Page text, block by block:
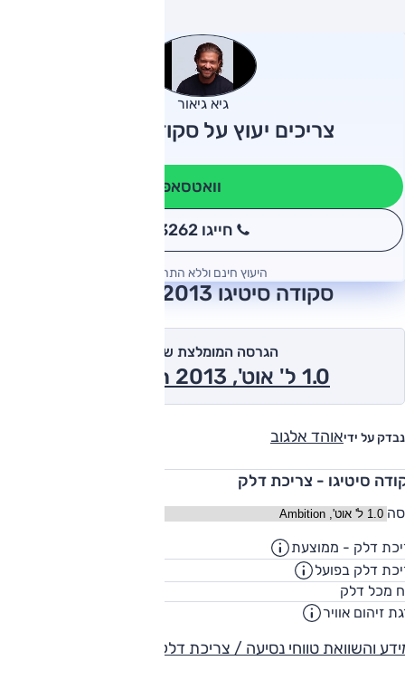
גיא גיאור
צריכים יעוץ על סקודה סיטיגו?
וואטסאפ
חייגו 3262
היעוץ חינם וללא התחייבות
סקודה סיטיגו 2013 חוות דעת
נבדק על ידיאוהד אלגוב
הגרסה המומלצת של אוטו
1.0 ל' אוט', Ambition 2013
סיטיגו - צריכת דלק
דלק - ממוצעת
דלק בפועל
מכל דלק
זיהום אוויר
והשוואת טווחי נסיעה / צריכת דלק